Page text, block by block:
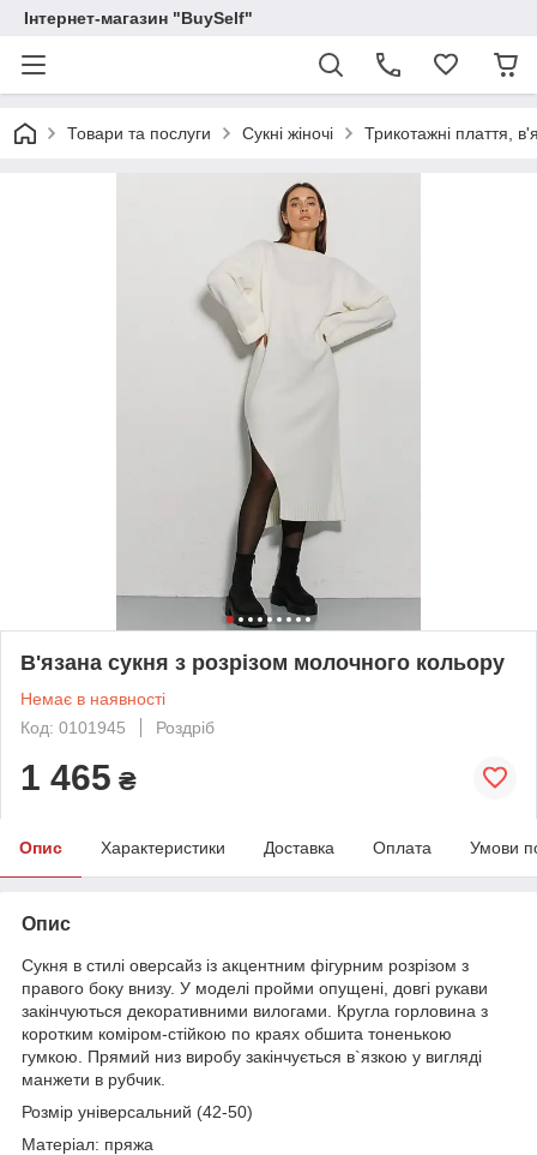
Інтернет-магазин "BuySelf"
Товари та послуги Сукні жіночі Трикотажні плаття,
В'язана сукня з розрізом молочного кольору
Немає в наявності
Код: 0101945
Роздріб
1 465 ₴
Опис Характеристики Доставка Оплата Умови
Опис
Сукня в стилі оверсайз із акцентним фігурним розрізом з
правого боку внизу. У моделі пройми опущені, довгі рукави
закінчуються декоративними вилогами. Кругла горловина з
коротким коміром-стійкою по краях обшита тоненькою
гумкою. Прямий низ виробу закінчується в`язкою у вигляді
манжети в рубчик.
Розмір універсальний (42-50)
Матеріал: пряжа